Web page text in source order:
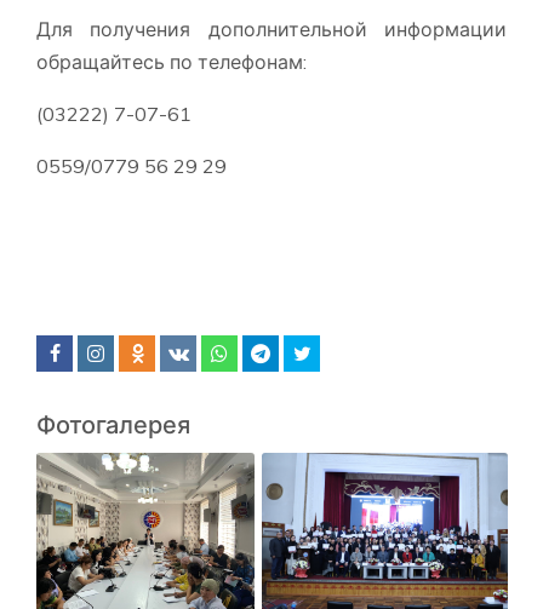
Для получения дополнительной информации
обращайтесь по телефонам:
(03222) 7-07-61
0559/0779 56 29 29
Фотогалерея